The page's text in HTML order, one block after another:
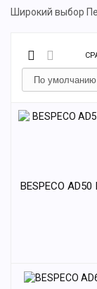
Широкий выбор
BESPECO